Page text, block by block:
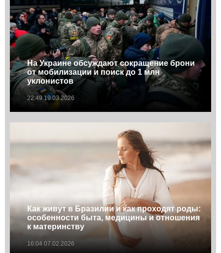
На Украине обсуждают сокращение брони
от мобилизации и поиск до 1 млн
уклонистов
22:49 19.03.2026
Как живут в Бразилии и как проходят роды:
особенности быта, медицины и отношения
к материнству
16:04 07.02.2026